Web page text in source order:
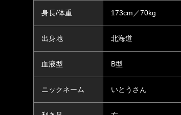
身長/体重 173cm／70kg
出身地 北海道
血液型 B型
ニックネーム いとうさん